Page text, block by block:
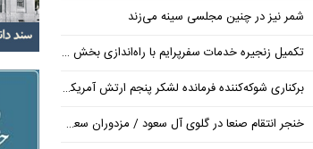
شمر نیز در چنین مجلسی سینه می‌زند
تکمیل زنجیره خدمات سفرپرایم با راه‌اندازی بخش تور
برکناری شوکه‌کننده فرمانده لشکر پنجم ارتش آمریکا در اروپا
خنجر انتقام صنعا در گلوی آل سعود / مزدوران سعودی زیر ضرب انصارالله